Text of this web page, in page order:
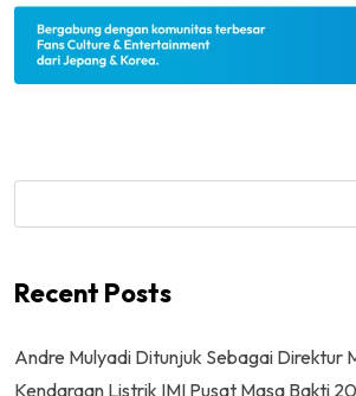
Recent Posts
Andre Mulyadi Ditunjuk Sebagai Direktur
Kendaraan Listrik IMI Pusat Masa Bakti